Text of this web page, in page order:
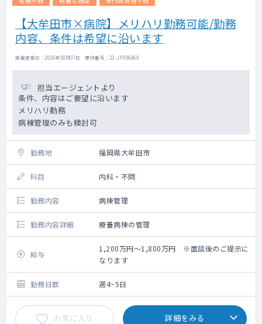
【大牟田市×病院】メリハリ勤務可能/勤務
内容、条件は希望に沿います
掲載更新日 : 2026年08月07日 案件番号 : 23-JF006869
担当エージェントより
条件、内容はご要望に沿います
メリハリ勤務
病棟管理のみも検討可
勤務地 福岡県大牟田市
科目 内科・不問
勤務内容 病棟管理
勤務内容詳細 療養病棟の管理
給与
1,200万円～1,800万円 ※面談後のご提示に
なります
勤務日数 週4~5日
お気に入り 詳細をみる